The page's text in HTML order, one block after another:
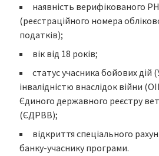
наявність верифікованого
(реєстраційного номера
податків);
вік від 18 років;
статус учасника бойових дій
інвалідністю внаслідок війни
Єдиного державного реєстру
(ЄДРВВ);
відкриття спеціального
банку-учаснику програми.